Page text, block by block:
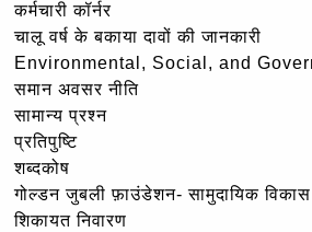
कर्मचारी कॉर्नर
चालू वर्ष के बकाया दावों की जानकारी
Environmental, Social, and
समान अवसर नीति
सामान्य प्रश्न
प्रतिपुष्टि
शब्दकोष
गोल्‍डन जुबली फ़ाउंडेशन- सामुदायिक विकास
शिकायत निवारण